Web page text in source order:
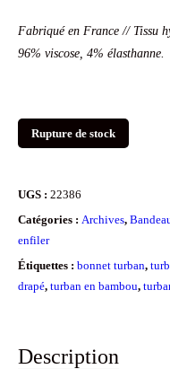
Fabriqué en France // Tissu
96% viscose, 4% élasthanne.
Rupture de stock
UGS : 22386
Catégories : Archives,
enfiler
Étiquettes : bonnet turban,
drapé, turban en bambou,
Description